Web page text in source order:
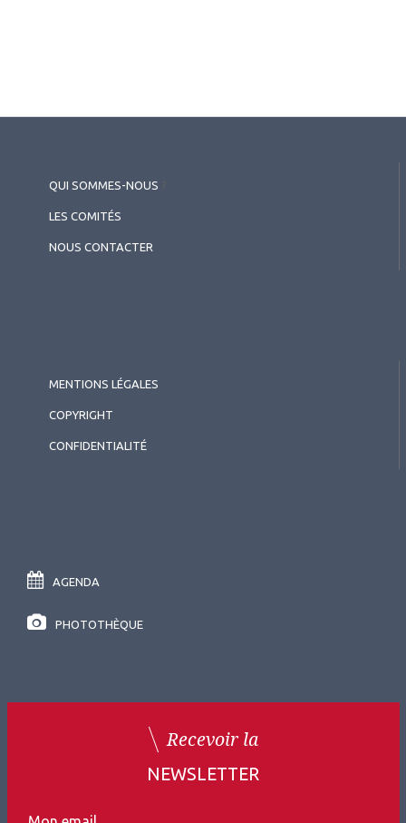
QUI SOMMES-NOUS
LES COMITÉS
NOUS CONTACTER
MENTIONS LÉGALES
COPYRIGHT
CONFIDENTIALITÉ
AGENDA
PHOTOTHÈQUE
Recevoir la
NEWSLETTER